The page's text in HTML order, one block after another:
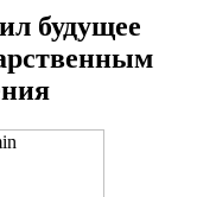
будущее